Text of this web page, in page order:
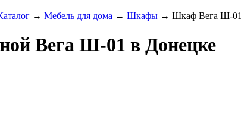
→ Мебель для дома → Шкафы → Шкаф Вега Ш-01
Вега Ш-01 в Донецке